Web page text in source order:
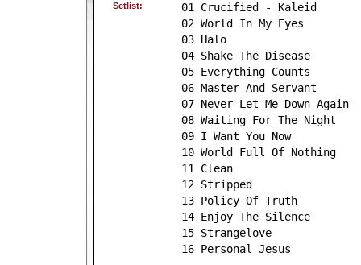
Setlist:
01 Crucified - Kaleid
02 World In My Eyes
03 Halo
04 Shake The Disease
05 Everything Counts
06 Master And Servant
07 Never Let Me Down Again
08 Waiting For The Night
09 I Want You Now
10 World Full Of Nothing
11 Clean
12 Stripped
13 Policy Of Truth
14 Enjoy The Silence
15 Strangelove
16 Personal Jesus